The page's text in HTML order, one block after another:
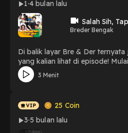
apakah Bre dan Der akhirnya
pengangguran mereka?
1 4 bulan lalu
Salah Sih,
Breder Bengak
Di balik layar Bre & Der ternyata
yang kalian lihat di episode!
adegan gagal, sampai momen
bisa menahan tawa. Siap-siap
3 Menit
25 Coin
3 5 bulan lalu